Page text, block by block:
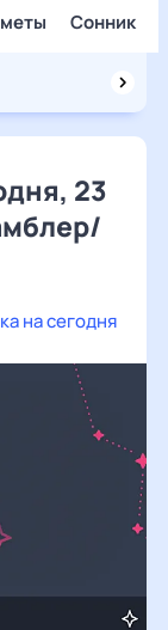
Сонник
23
на сегодня